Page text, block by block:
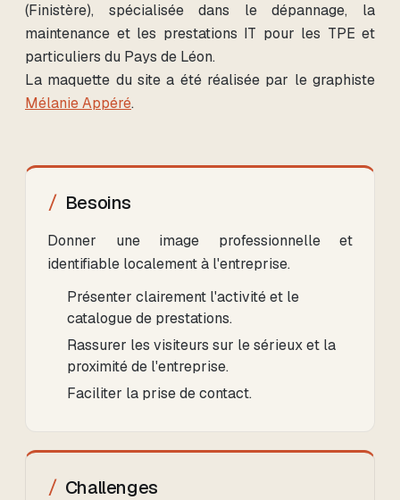
(Finistère), spécialisée dans le dépannage, la
maintenance et les prestations IT pour les TPE et
particuliers du Pays de Léon.
La maquette du site a été réalisée par le graphiste
Mélanie Appéré.
Besoins
Donner une image professionnelle et
identifiable localement à l'entreprise.
Présenter clairement l'activité et le
catalogue de prestations.
Rassurer les visiteurs sur le sérieux et la
proximité de l'entreprise.
Faciliter la prise de contact.
Challenges